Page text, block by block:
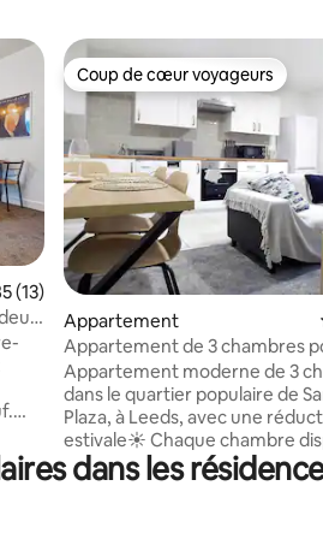
: 4,73 sur 5
moyenne sur la base de 13
(13)
Coup de cœur voyageurs
Coup de cœur voyageurs
Appartement
Appartement de 3 chambres
entrepreneurs près de LGI et
l'université
Appartement moderne de 3
dans le quartier populaire de
Plaza, à Leeds, avec une
estivale☀️ Chaque chambre dispose d'un
lit double confortable, ce qui le
pour un maximum de 6
dans les